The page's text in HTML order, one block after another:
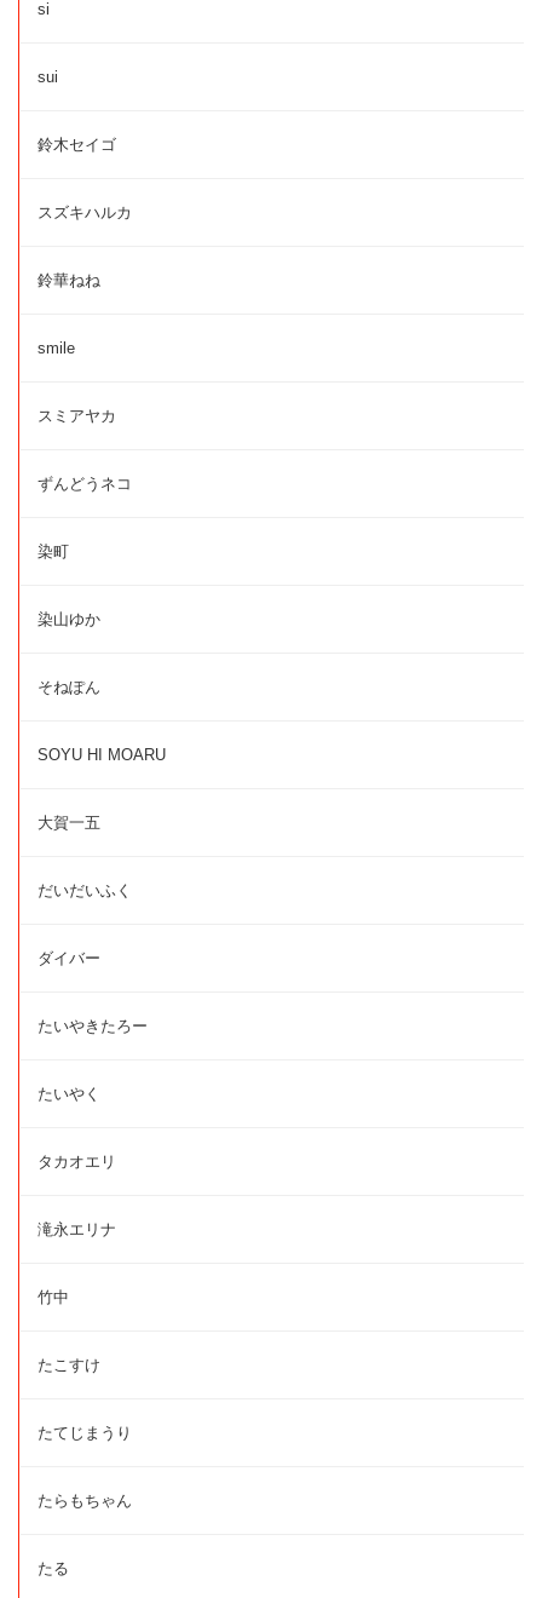
si
sui
鈴木セイゴ
スズキハルカ
鈴華ねね
smile
スミアヤカ
ずんどうネコ
染町
染山ゆか
そねぽん
SOYU HI MOARU
大賀一五
だいだいふく
ダイバー
たいやきたろー
たいやく
タカオエリ
滝永エリナ
竹中
たこすけ
たてじまうり
たらもちゃん
たる